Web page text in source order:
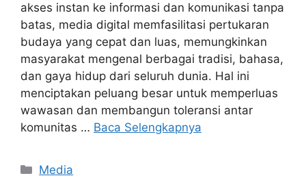
akses instan ke informasi dan komunikasi tanpa
batas, media digital memfasilitasi pertukaran
budaya yang cepat dan luas, memungkinkan
masyarakat mengenal berbagai tradisi, bahasa,
dan gaya hidup dari seluruh dunia. Hal ini
menciptakan peluang besar untuk memperluas
wawasan dan membangun toleransi antar
komunitas … Baca Selengkapnya
Kategori
Media